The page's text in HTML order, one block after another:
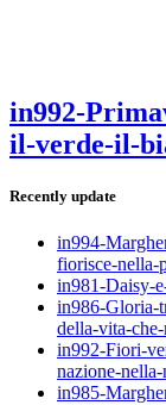
in992-
il-verde-il-
Recently update
in994-
fiorisce-nella-
in981-Daisy-
in986-Gloria-
della-vita-
in992-Fiori-
nazione-
in985-